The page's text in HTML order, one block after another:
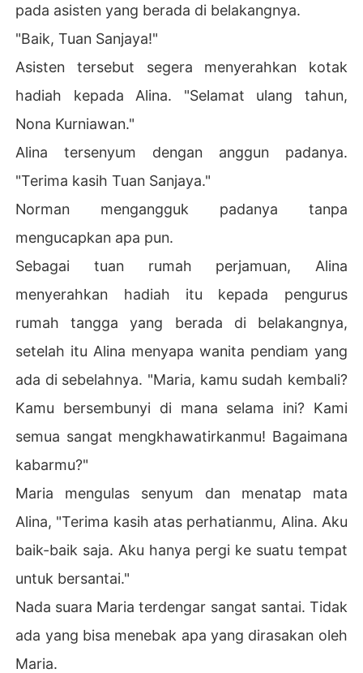
pada asisten yang berada di belakangnya.
"Baik, Tuan Sanjaya!"
Asisten tersebut segera menyerahkan kotak
hadiah kepada Alina. "Selamat ulang tahun,
Nona Kurniawan."
Alina tersenyum dengan anggun padanya.
"Terima kasih Tuan Sanjaya."
Norman mengangguk padanya tanpa
mengucapkan apa pun.
Sebagai tuan rumah perjamuan, Alina
menyerahkan hadiah itu kepada pengurus
rumah tangga yang berada di belakangnya,
setelah itu Alina menyapa wanita pendiam yang
ada di sebelahnya. "Maria, kamu sudah kembali?
Kamu bersembunyi di mana selama ini? Kami
semua sangat mengkhawatirkanmu! Bagaimana
kabarmu?"
Maria mengulas senyum dan menatap mata
Alina, "Terima kasih atas perhatianmu, Alina. Aku
baik-baik saja. Aku hanya pergi ke suatu tempat
untuk bersantai."
Nada suara Maria terdengar sangat santai. Tidak
ada yang bisa menebak apa yang dirasakan oleh
Maria.